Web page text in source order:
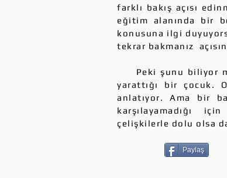
farklı bakış açısı
eğitim alanında bir
konusuna ilgi
tekrar bakmanız
Peki şunu biliyor
yarattığı bir çocuk.
anlatıyor. Ama bir
karşılayamadığı
çelişkilerle dolu olsa
Paylaş